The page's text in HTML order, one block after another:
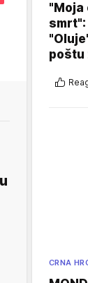
"Moja
poštu
CRNA